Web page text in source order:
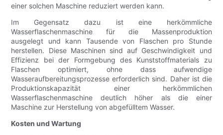
einer solchen Maschine reduziert werden kann.
Im Gegensatz dazu ist eine herkömmliche
Wasserflaschenmaschine für die Massenproduktion
ausgelegt und kann Tausende von Flaschen pro Stunde
herstellen. Diese Maschinen sind auf Geschwindigkeit und
Effizienz bei der Formgebung des Kunststoffmaterials zu
Flaschen optimiert, ohne dass aufwendige
Wasseraufbereitungsprozesse erforderlich sind. Daher ist die
Produktionskapazität einer herkömmlichen
Wasserflaschenmaschine deutlich höher als die einer
Maschine zur Herstellung von abgefülltem Wasser.
Kosten und Wartung